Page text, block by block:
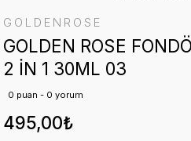
GOLDENROSE
GOLDEN ROSE
2 İN 1 30ML 03
0 puan - 0 yorum
495,00₺